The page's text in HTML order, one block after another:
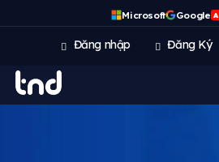
Microsoft Google A
Đăng nhập Đăng Ký